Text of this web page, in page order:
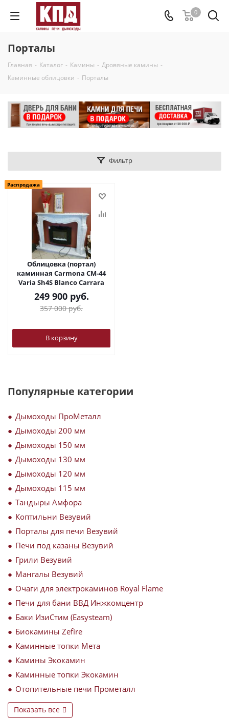
0
Порталы
Главная - Каталог - Камины - Дровяные камины -
Каминные облицовки - Порталы
Фильтр
Распродажа
Облицовка (портал)
каминная Carmona CM-44
Varia Sh4S Blanco Carrara
249 900руб.
357 000руб.
В корзину
Популярные категории
Дымоходы ПроМеталл
Дымоходы 200 мм
Дымоходы 150 мм
Дымоходы 130 мм
Дымоходы 120 мм
Дымоходы 115 мм
Тандыры Амфора
Коптильни Везувий
Порталы для печи Везувий
Печи под казаны Везувий
Грили Везувий
Мангалы Везувий
Очаги для электрокаминов Royal Flame
Печи для бани ВВД Инжкомцентр
Баки ИзиСтим (Easysteam)
Биокамины Zefire
Каминные топки Мета
Камины Экокамин
Каминные топки Экокамин
Отопительные печи Прометалл
Показать все